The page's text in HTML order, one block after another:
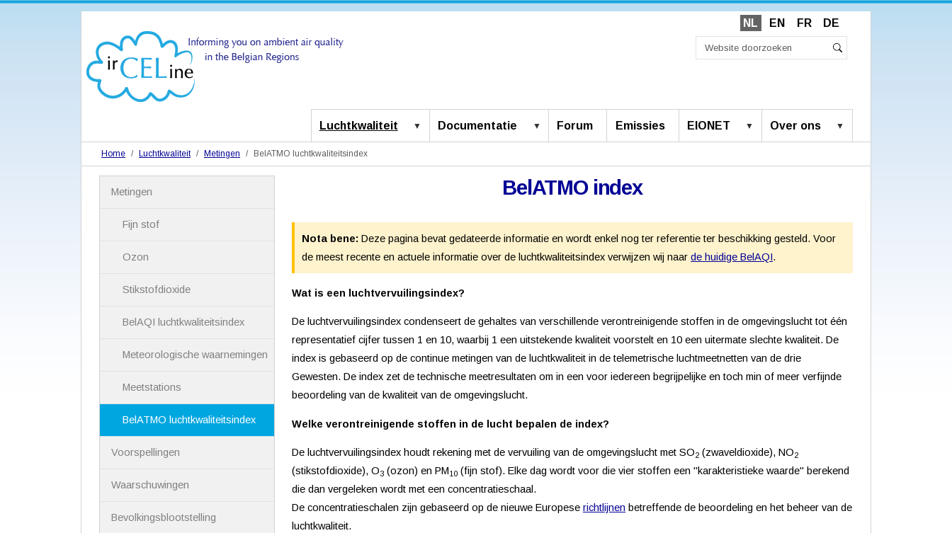
NL EN FR DE
Luchtkwaliteit Documentatie Forum Emissies EIONET Over ons
Home Luchtkwaliteit Metingen BelATMO luchtkwaliteitsindex
BelATMO index
Nota bene: Deze pagina bevat gedateerde informatie en wordt enkel nog ter referentie ter beschikking gesteld. Voor
de meest recente en actuele informatie over de luchtkwaliteitsindex verwijzen wij naarde huidige BelAQI.
Wat is een luchtvervuilingsindex?
De luchtvervuilingsindex condenseert de gehaltes van verschillende verontreinigende stoffen in de omgevingslucht tot één
representatief cijfer tussen 1 en 10, waarbij 1 een uitstekende kwaliteit voorstelt en 10 een uitermate slechte kwaliteit. De
index is gebaseerd op de continue metingen van de luchtkwaliteit in de telemetrische luchtmeetnetten van de drie
Gewesten. De index zet de technische meetresultaten om in een voor iedereen begrijpelijke en toch min of meer verfijnde
beoordeling van de kwaliteit van de omgevingslucht.
Welke verontreinigende stoffen in de lucht bepalen de index?
De luchtvervuilingsindex houdt rekening met de vervuiling van de omgevingslucht met SO2 (zwaveldioxide), NO2
(stikstofdioxide), O3 (ozon) en PM10 (fijn stof). Elke dag wordt voor die vier stoffen een "karakteristieke waarde" berekend
die dan vergeleken wordt met een concentratieschaal.
De concentratieschalen zijn gebaseerd op de nieuwe Europeserichtlijnen betreffende de beoordeling en het beheer van de
luchtkwaliteit.
Metingen
Fijn stof
Ozon
Stikstofdioxide
BelAQI luchtkwaliteitsindex
Meteorologische waarnemingen
Meetstations
BelATMO luchtkwaliteitsindex
Voorspellingen
Waarschuwingen
Bevolkingsblootstelling